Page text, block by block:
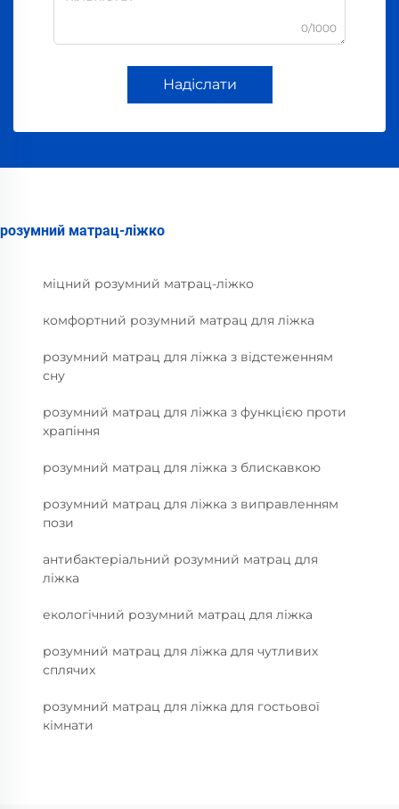
0/1000
Надіслати
розумний матрац-ліжко
міцний розумний матрац-ліжко
комфортний розумний матрац для ліжка
розумний матрац для ліжка з відстеженням
сну
розумний матрац для ліжка з функцією проти
храпіння
розумний матрац для ліжка з блискавкою
розумний матрац для ліжка з виправленням
пози
антибактеріальний розумний матрац для
ліжка
екологічний розумний матрац для ліжка
розумний матрац для ліжка для чутливих
сплячих
розумний матрац для ліжка для гостьової
кімнати